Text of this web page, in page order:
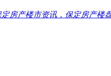
房产楼市资讯，保定房产楼